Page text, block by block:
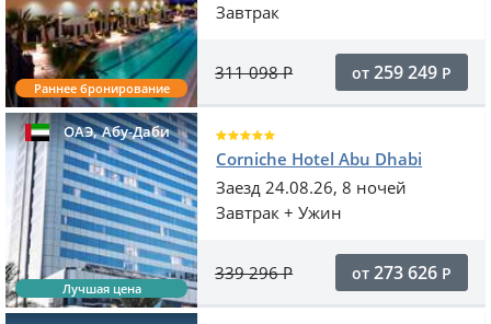
Раннее бронирование
Завтрак
311 098Р от 259 249 Р
ОАЭ,Абу-Даби
Лучшая цена
Corniche Hotel Abu Dhabi
Заезд 24.08.26, 8 ночей
Завтрак + Ужин
339 296Р от 273 626 Р